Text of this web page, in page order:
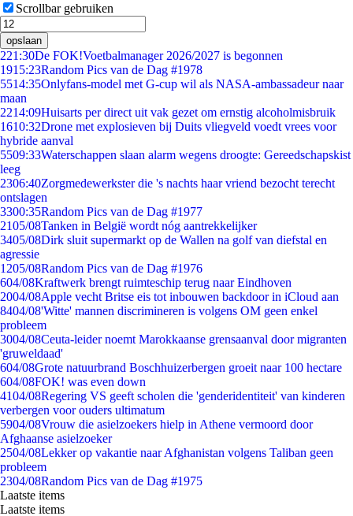
Scrollbar gebruiken
opslaan
221:30De FOK!Voetbalmanager 2026/2027 is begonnen
1915:23Random Pics van de Dag #1978
5514:35Onlyfans-model met G-cup wil als NASA-ambassadeur naar
maan
2214:09Huisarts per direct uit vak gezet om ernstig alcoholmisbruik
1610:32Drone met explosieven bij Duits vliegveld voedt vrees voor
hybride aanval
5509:33Waterschappen slaan alarm wegens droogte: Gereedschapskist
leeg
2306:40Zorgmedewerkster die 's nachts haar vriend bezocht terecht
ontslagen
3300:35Random Pics van de Dag #1977
2105/08Tanken in België wordt nóg aantrekkelijker
3405/08Dirk sluit supermarkt op de Wallen na golf van diefstal en
agressie
1205/08Random Pics van de Dag #1976
604/08Kraftwerk brengt ruimteschip terug naar Eindhoven
2004/08Apple vecht Britse eis tot inbouwen backdoor in iCloud aan
8404/08'Witte' mannen discrimineren is volgens OM geen enkel
probleem
3004/08Ceuta-leider noemt Marokkaanse grensaanval door migranten
'gruweldaad'
604/08Grote natuurbrand Boschhuizerbergen groeit naar 100 hectare
604/08FOK! was even down
4104/08Regering VS geeft scholen die 'genderidentiteit' van kinderen
verbergen voor ouders ultimatum
5904/08Vrouw die asielzoekers hielp in Athene vermoord door
Afghaanse asielzoeker
2504/08Lekker op vakantie naar Afghanistan volgens Taliban geen
probleem
2304/08Random Pics van de Dag #1975
Laatste items
Laatste items